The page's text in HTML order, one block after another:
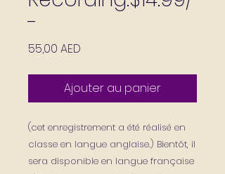
-
55,00 AED
Ajouter au panier
(cet enregistrement a été réalisé en
classe en langue anglaise.) Bientôt, il
sera disponible en langue française